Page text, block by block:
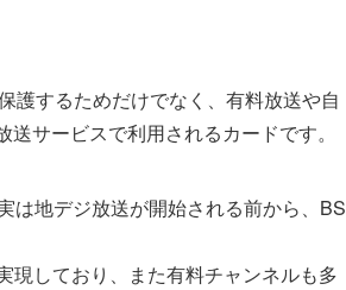
護するためだけでなく、有料放送や自
サービスで利用されるカードです。
は地デジ放送が開始される前から、BS
現しており、また有料チャンネルも多